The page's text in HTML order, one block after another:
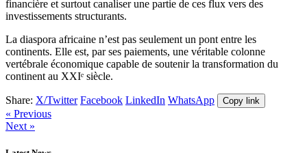
financière et surtout canaliser une partie de ces flux vers des
investissements structurants.
La diaspora africaine n’est pas seulement un pont entre les
continents. Elle est, par ses paiements, une véritable colonne
vertébrale économique capable de soutenir la transformation du
continent au XXIᵉ siècle.
Share: X/Twitter Facebook LinkedIn WhatsApp Copy link
« Previous
Next »